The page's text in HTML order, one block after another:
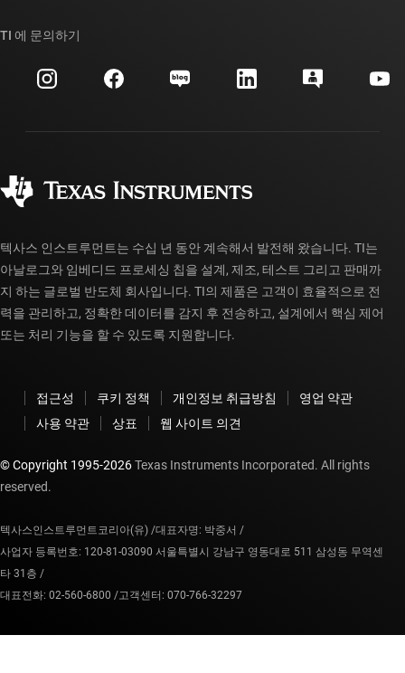
이벤트
투자 관계
대체품 검색
고객 지원 센터
myTI 계정 FAQ
주문 FAQ
TI 에 문의하기
텍사스 인스트루먼트는 수십 년 동안 계속해서 발전해 왔습니다. TI는
아날로그와 임베디드 프로세싱 칩을 설계, 제조, 테스트 그리고 판매까
지 하는 글로벌 반도체 회사입니다. TI의 제품은 고객이 효율적으로 전
력을 관리하고, 정확한 데이터를 감지 후 전송하고, 설계에서 핵심 제어
또는 처리 기능을 할 수 있도록 지원합니다.
접근성 쿠키 정책 개인정보 취급방침
영업 약관
사용 약관
상표 웹 사이트 의견
© Copyright 1995-2026Texas Instruments Incorporated. All rights
reserved.
텍사스인스트루먼트코리아(유) /대표자명: 박중서 /
사업자 등록번호: 120-81-03090 서울특별시 강남구 영동대로 511 삼성동 무역센
타 31층 /
대표전화: 02-560-6800 /고객센터: 070-766-32297